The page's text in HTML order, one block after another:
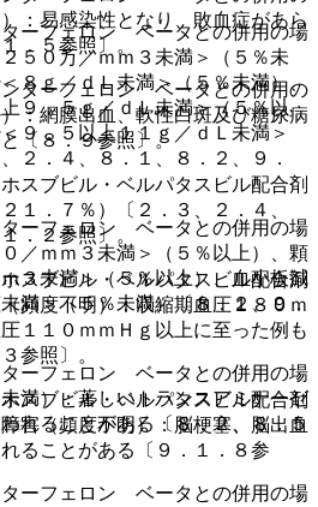
：易感染性となり、敗血症があら
．５参照〕。
ターフェロン ベータとの併用の
：網膜出血、軟性白斑及び糖尿病
〔８．９参照〕。
スブビル・ベルパタスビル配合剤
１．７％）〔２．３、２．４、
．２参照〕。
スブビル・ベルパタスビル配合剤
頻度不明）：収縮期血圧１８０ｍ
１１０ｍｍＨｇ以上に至った例も
参照〕。
スブビル・ベルパタスビル配合剤
害（頻度不明）：脳梗塞、脳出血
ることがある〔９．１．８参
ーフェロン ベータとの併用の場
５０万／ｍｍ３未満＞（５％未
８ｇ／ｄＬ未満＞（５％未満）、
９．５ｇ／ｄＬ未満＞（５％以
９．５以上１１ｇ／ｄＬ未満＞
２．４、８．１、８．２、９．
ーフェロン ベータとの併用の場
／ｍｍ３未満＞（５％以上）、顆
３未満＞（５％以上）、血小板減
満＞（５％未満）〔８．２、９．
ーフェロン ベータとの併用の場
満）：著しいトランスアミナーゼ
れることがある〔８．２、８．５
ーフェロン ベータとの併用の場